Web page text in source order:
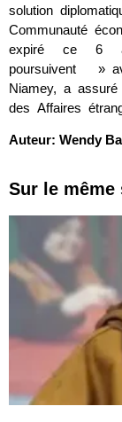
solution
Communauté
expiré ce 6
poursuivent »
Niamey, a
des Affaires
Auteur: Wendy
Sur le même